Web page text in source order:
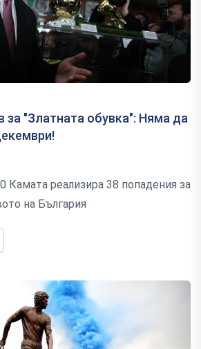
за "Златната обувка": Няма да
Камата реализира 38 попадения за
на България